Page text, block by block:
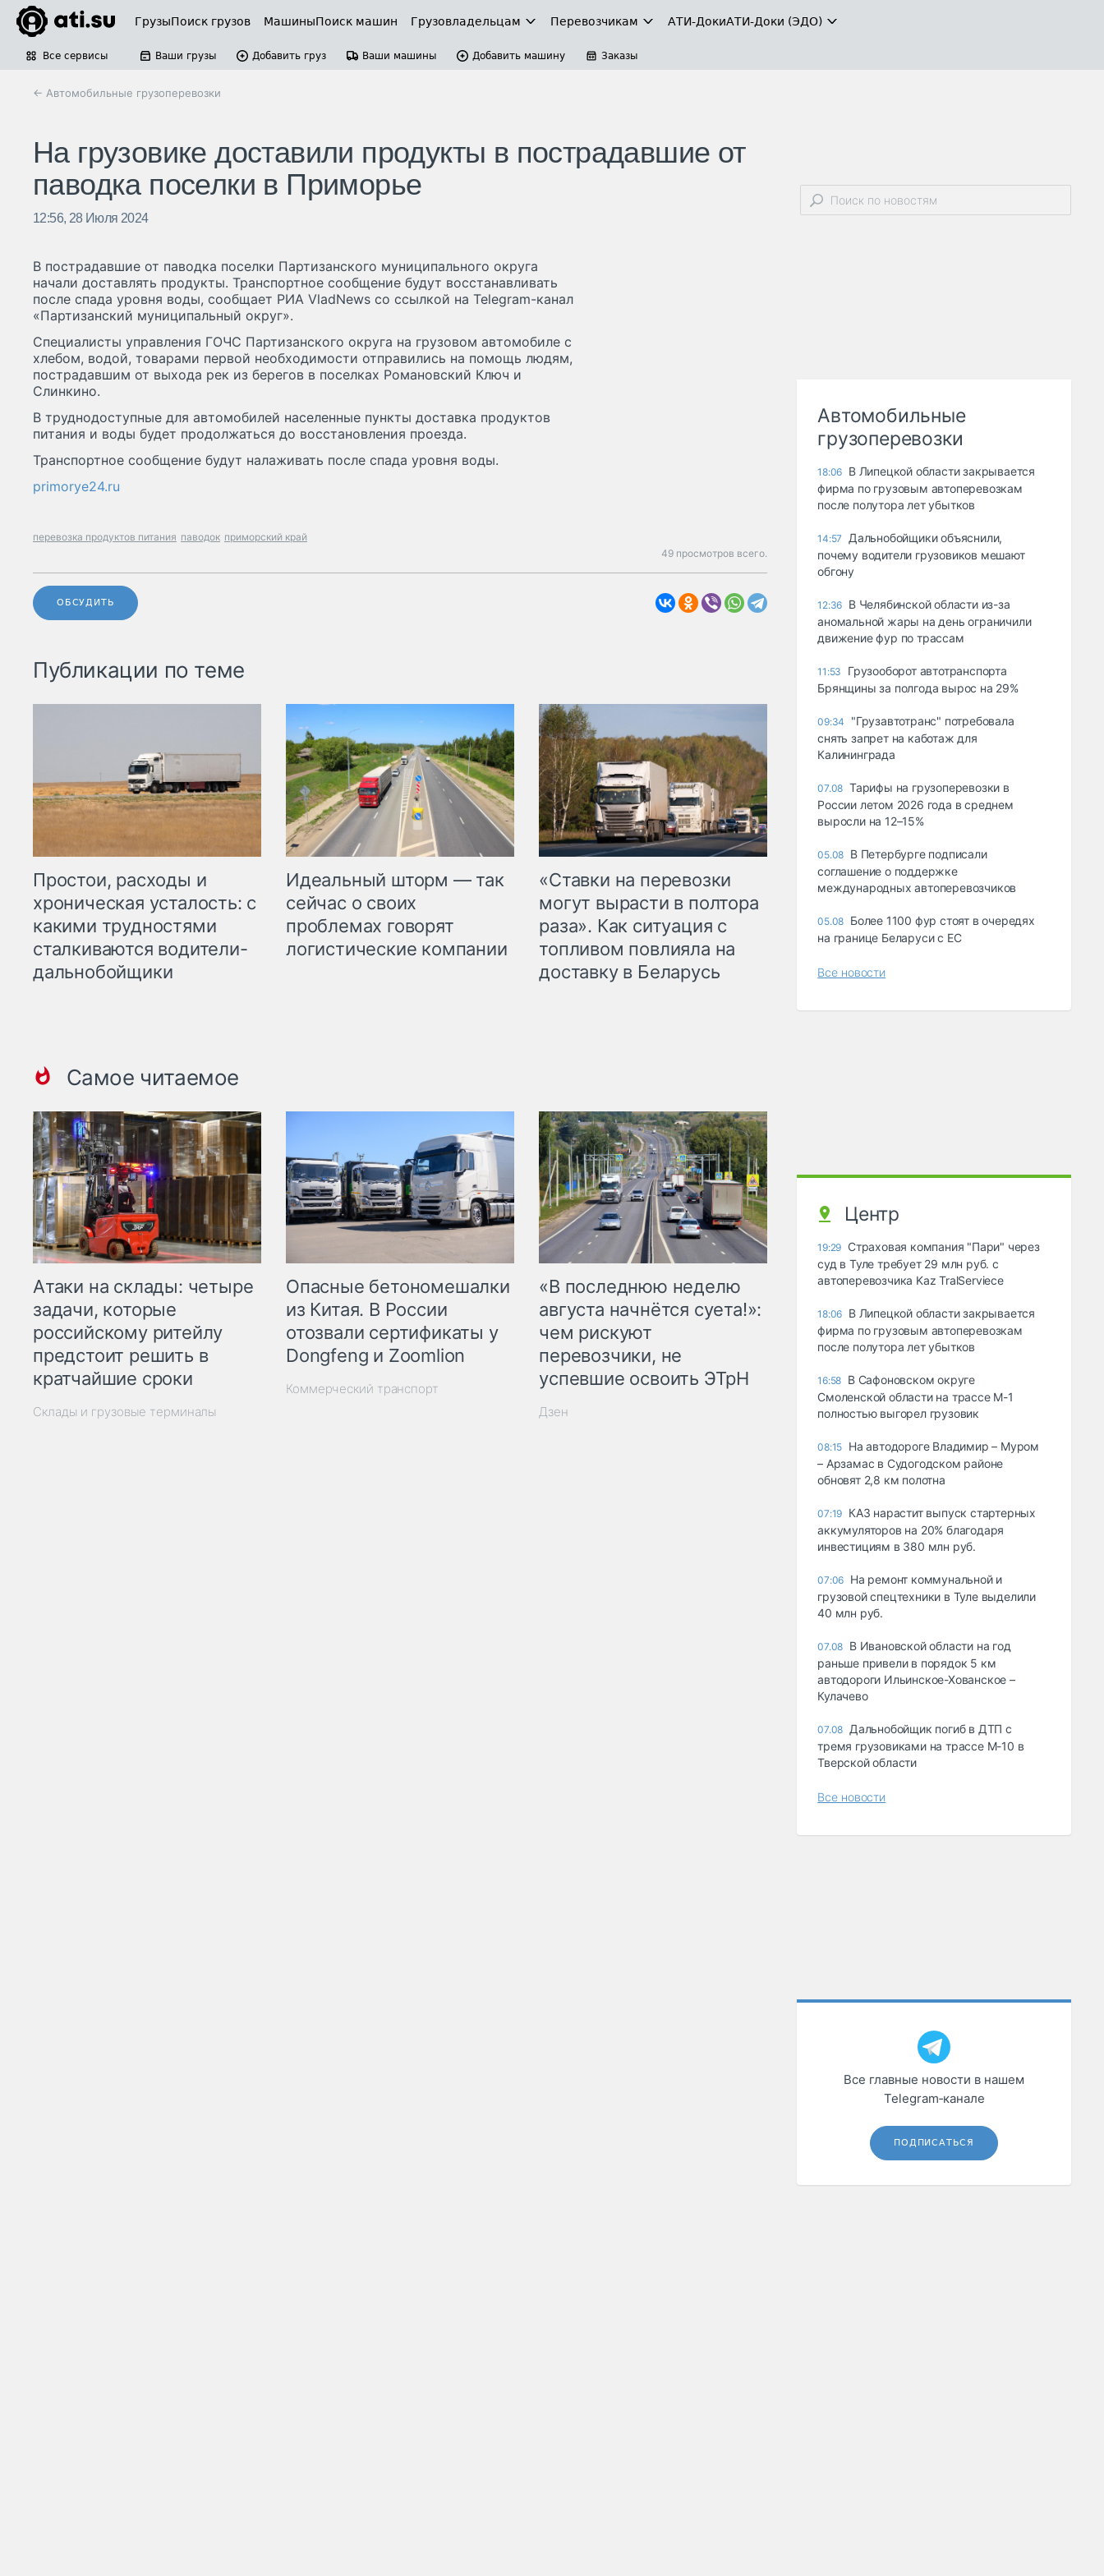
ГрузыПоиск грузов МашиныПоиск машин Грузовладельцам Перевозчикам АТИ-ДокиАТИ-Доки (ЭДО)
Все сервисы Ваши грузы Добавить груз Ваши машины Добавить машину Заказы
← Автомобильные грузоперевозки
На грузовике доставили продукты в пострадавшие от
паводка поселки в Приморье
12:56, 28 Июля 2024
В пострадавшие от паводка поселки Партизанского муниципального округа
начали доставлять продукты. Транспортное сообщение будут восстанавливать
после спада уровня воды, сообщает РИА VladNews со ссылкой на Telegram-канал
«Партизанский муниципальный округ».
Специалисты управления ГОЧС Партизанского округа на грузовом автомобиле с
хлебом, водой, товарами первой необходимости отправились на помощь людям,
пострадавшим от выхода рек из берегов в поселках Романовский Ключ и
Слинкино.
В труднодоступные для автомобилей населенные пункты доставка продуктов
питания и воды будет продолжаться до восстановления проезда.
Транспортное сообщение будут налаживать после спада уровня воды.
primorye24.ru
перевозка продуктов питания паводок приморский край
49 просмотров всего.
ОБСУДИТЬ
Публикации по теме
Простои, расходы и
хроническая усталость: с
какими трудностями
сталкиваются водители-
дальнобойщики
Идеальный шторм — так
сейчас о своих
проблемах говорят
логистические компании
«Ставки на перевозки
могут вырасти в полтора
раза». Как ситуация с
топливом повлияла на
доставку в Беларусь
Самое читаемое
Атаки на склады: четыре
задачи, которые
российскому ритейлу
предстоит решить в
кратчайшие сроки
Склады и грузовые терминалы
Опасные бетономешалки
из Китая. В России
отозвали сертификаты у
Dongfeng и Zoomlion
Коммерческий транспорт
«В последнюю неделю
августа начнётся суета!»:
чем рискуют
перевозчики, не
успевшие освоить ЭТрН
Дзен
Автомобильные
грузоперевозки
18:06 В Липецкой области закрывается
фирма по грузовым автоперевозкам
после полутора лет убытков
14:57
Дальнобойщики объяснили,
почему водители грузовиков мешают
обгону
12:36 В Челябинской области из-за
аномальной жары на день ограничили
движение фур по трассам
11:53
Грузооборот автотранспорта
Брянщины за полгода вырос на 29%
09:34
"Грузавтотранс" потребовала
снять запрет на каботаж для
Калининграда
07.08 Тарифы на грузоперевозки в
России летом 2026 года в среднем
выросли на 12–15%
05.08 В Петербурге подписали
соглашение о поддержке
международных автоперевозчиков
05.08 Более 1100 фур стоят в очередях
на границе Беларуси с ЕС
Все новости
Центр
19:29 Страховая компания "Пари" через
суд в Туле требует 29 млн руб. с
автоперевозчика Kaz TralServiece
18:06 В Липецкой области закрывается
фирма по грузовым автоперевозкам
после полутора лет убытков
16:58 В Сафоновском округе
Смоленской области на трассе М-1
полностью выгорел грузовик
08:15 На автодороге Владимир – Муром
– Арзамас в Судогодском районе
обновят 2,8 км полотна
07:19 КАЗ нарастит выпуск стартерных
аккумуляторов на 20% благодаря
инвестициям в 380 млн руб.
07:06 На ремонт коммунальной и
грузовой спецтехники в Туле выделили
40 млн руб.
07.08 В Ивановской области на год
раньше привели в порядок 5 км
автодороги Ильинское-Хованское –
Кулачево
07.08 Дальнобойщик погиб в ДТП с
тремя грузовиками на трассе М-10 в
Тверской области
Все новости
Все главные новости в нашем
Telegram‑канале
ПОДПИСАТЬСЯ